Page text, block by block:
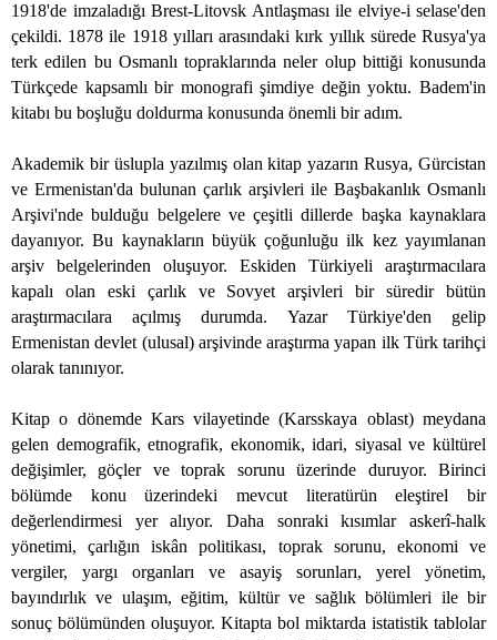
1918'de imzaladığı Brest-Litovsk Antlaşması ile elviye-i selase'den
çekildi. 1878 ile 1918 yılları arasındaki kırk yıllık sürede Rusya'ya
terk edilen bu Osmanlı topraklarında neler olup bittiği konusunda
Türkçede kapsamlı bir monografi şimdiye değin yoktu. Badem'in
kitabı bu boşluğu doldurma konusunda önemli bir adım.
Akademik bir üslupla yazılmış olan kitap yazarın Rusya, Gürcistan
ve Ermenistan'da bulunan çarlık arşivleri ile Başbakanlık Osmanlı
Arşivi'nde bulduğu belgelere ve çeşitli dillerde başka kaynaklara
dayanıyor. Bu kaynakların büyük çoğunluğu ilk kez yayımlanan
arşiv belgelerinden oluşuyor. Eskiden Türkiyeli araştırmacılara
kapalı olan eski çarlık ve Sovyet arşivleri bir süredir bütün
araştırmacılara açılmış durumda. Yazar Türkiye'den gelip
Ermenistan devlet (ulusal) arşivinde araştırma yapan ilk Türk tarihçi
olarak tanınıyor.
Kitap o dönemde Kars vilayetinde (Karsskaya oblast) meydana
gelen demografik, etnografik, ekonomik, idari, siyasal ve kültürel
değişimler, göçler ve toprak sorunu üzerinde duruyor. Birinci
bölümde konu üzerindeki mevcut literatürün eleştirel bir
değerlendirmesi yer alıyor. Daha sonraki kısımlar askerî-halk
yönetimi, çarlığın iskân politikası, toprak sorunu, ekonomi ve
vergiler, yargı organları ve asayiş sorunları, yerel yönetim,
bayındırlık ve ulaşım, eğitim, kültür ve sağlık bölümleri ile bir
sonuç bölümünden oluşuyor. Kitapta bol miktarda istatistik tablolar